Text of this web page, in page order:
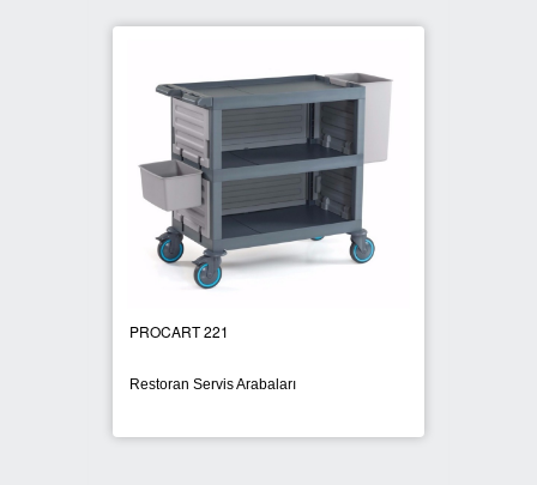
PROCART 221
Restoran Servis Arabaları